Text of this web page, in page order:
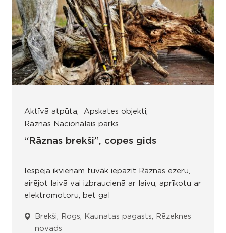
Aktīvā atpūta
Apskates objekti
Rāznas Nacionālais parks
“Rāznas brekši”, copes gids
Iespēja ikvienam tuvāk iepazīt Rāznas ezeru,
airējot laivā vai izbraucienā ar laivu, aprīkotu ar
elektromotoru, bet gal
Brekši, Rogs, Kaunatas pagasts, Rēzeknes
novads